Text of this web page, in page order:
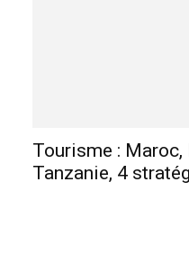
Tourisme : Maroc,
Tanzanie, 4